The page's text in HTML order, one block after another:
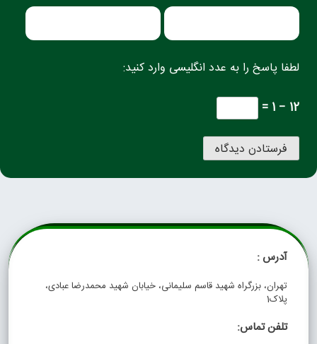
لطفا پاسخ را به عدد انگلیسی وارد کنید:
12 − 1 =
آدرس :
تهران، بزرگراه شهید قاسم سلیمانی، خیابان شهید محمدرضا عبادی،
پلاک1
تلفن تماس: